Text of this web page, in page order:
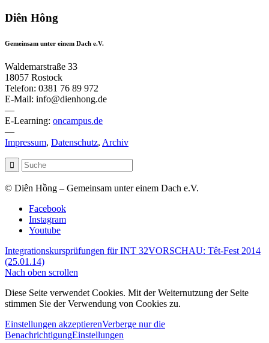
Diên Hông
Gemeinsam unter einem Dach e.V.
Waldemarstraße 33
18057 Rostock
Telefon: 0381 76 89 972
E-Mail: info@dienhong.de
—
E-Learning: oncampus.de
—
Impressum, Datenschutz, Archiv
© Diên Hồng – Gemeinsam unter einem Dach e.V.
Facebook
Instagram
Youtube
Integrationskursprüfungen für INT 32VORSCHAU: Têt-Fest 2014
(25.01.14)
Nach oben scrollen
Diese Seite verwendet Cookies. Mit der Weiternutzung der Seite
stimmen Sie der Verwendung von Cookies zu.
Einstellungen akzeptierenVerberge nur die
BenachrichtigungEinstellungen